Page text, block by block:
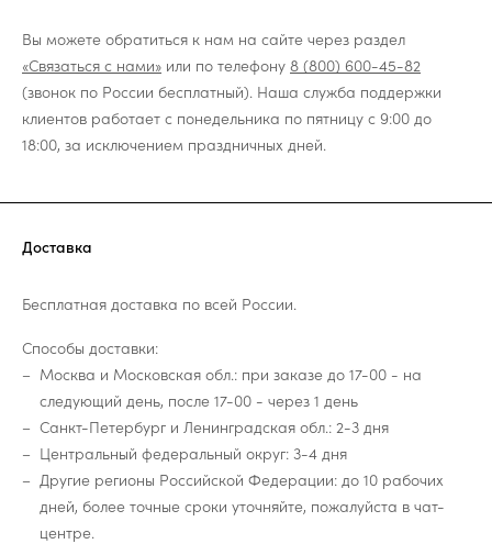
Вы можете обратиться к нам на сайте через раздел
«Связаться с нами» или по телефону 8 (800) 600-45-82
(звонок по России бесплатный). Наша служба поддержки
клиентов работает с понедельника по пятницу с 9:00 до
18:00, за исключением праздничных дней.
Доставка
Бесплатная доставка по всей России.
Способы доставки:
Москва и Московская обл.: при заказе до 17-00 - на
следующий день, после 17-00 - через 1 день
Санкт-Петербург и Ленинградская обл.: 2-3 дня
Центральный федеральный округ: 3-4 дня
Другие регионы Российской Федерации: до 10 рабочих
дней, более точные сроки уточняйте, пожалуйста в чат-
центре.